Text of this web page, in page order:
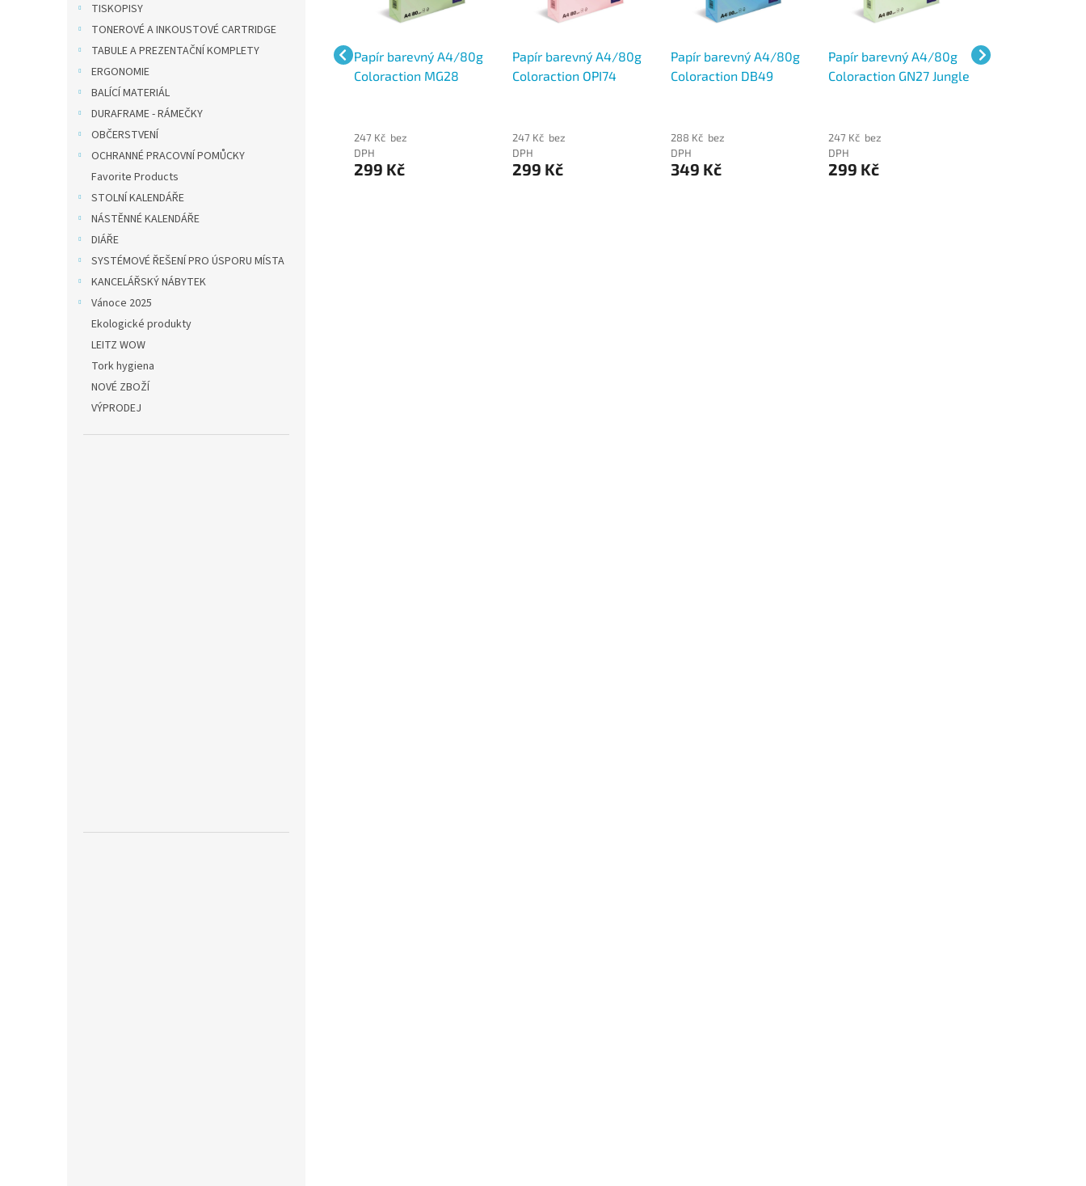
TISKOPISY
TONEROVÉ A INKOUSTOVÉ CARTRIDGE
TABULE A PREZENTAČNÍ KOMPLETY
ERGONOMIE
BALÍCÍ MATERIÁL
DURAFRAME - RÁMEČKY
OBČERSTVENÍ
OCHRANNÉ PRACOVNÍ POMŮCKY
Favorite Products
STOLNÍ KALENDÁŘE
NÁSTĚNNÉ KALENDÁŘE
DIÁŘE
SYSTÉMOVÉ ŘEŠENÍ PRO ÚSPORU MÍSTA
KANCELÁŘSKÝ NÁBYTEK
Vánoce 2025
Ekologické produkty
LEITZ WOW
Tork hygiena
NOVÉ ZBOŽÍ
VÝPRODEJ
Papír barevný A4/80g
Coloraction AB48
Lisbon sytě modrá, 500
255 Kč bez
Papír barevný A3/80g
500 ks
DPH
Papír barevný A4/80g
Coloraction MG28
247 Kč bez
DPH
299 Kč
Papír barevný A4/80g
Coloraction OPI74
247 Kč bez
DPH
299 Kč
Papír barevný A4/80g
Coloraction DB49
288 Kč bez
DPH
349 Kč
Papír barevný A4/80g
Coloraction GN27 Jungle
247 Kč bez
DPH
299 Kč
Papír barevný